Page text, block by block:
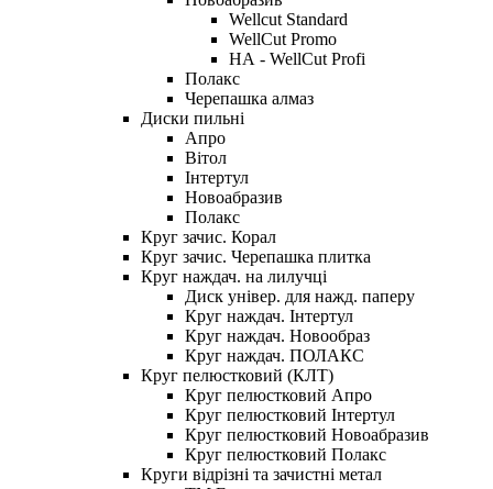
Wellcut Standard
WellCut Promo
НА - WellCut Profi
Полакс
Черепашка алмаз
Диски пильні
Апро
Вітол
Інтертул
Новоабразив
Полакс
Круг зачис. Корал
Круг зачис. Черепашка плитка
Круг наждач. на лилучці
Диск універ. для нажд. паперу
Круг наждач. Інтертул
Круг наждач. Новообраз
Круг наждач. ПОЛАКС
Круг пелюстковий (КЛТ)
Круг пелюстковий Апро
Круг пелюстковий Інтертул
Круг пелюстковий Новоабразив
Круг пелюстковий Полакс
Круги відрізні та зачистні метал